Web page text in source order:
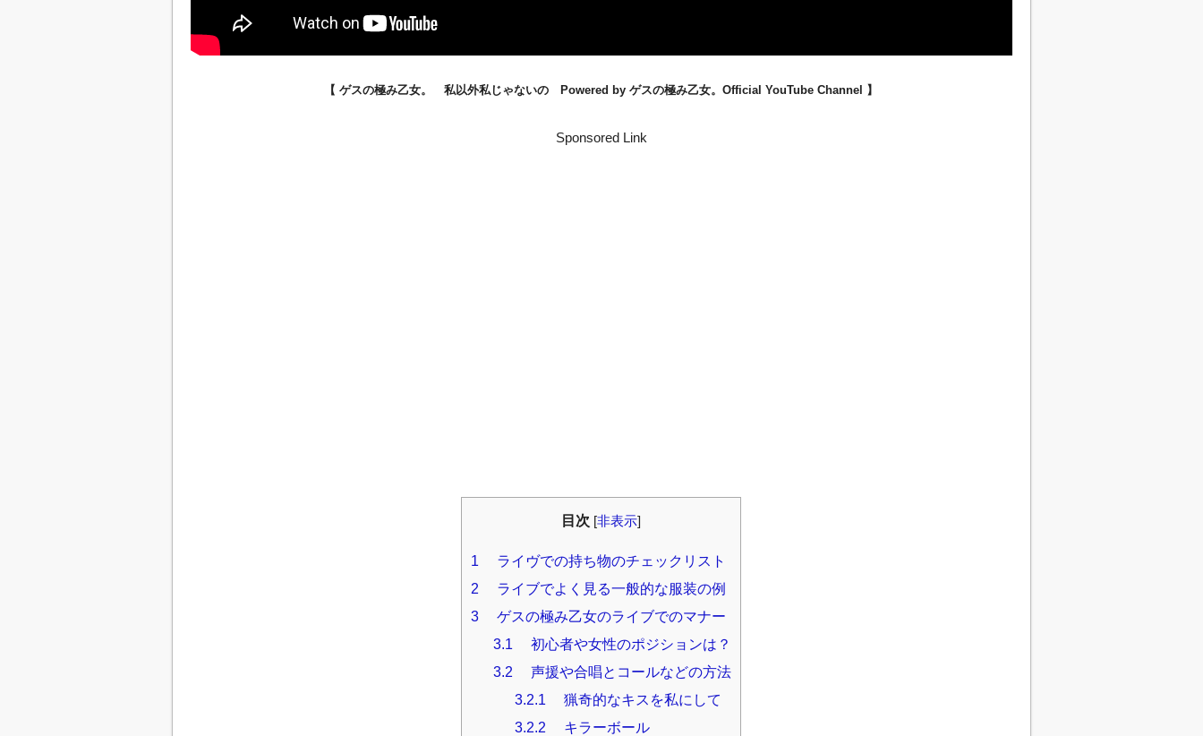
【 ゲスの極み乙女。 私以外私じゃないの Powered by ゲスの極み乙女。Official YouTube Channel 】
Sponsored Link
目次 [非表示]
1 ライヴでの持ち物のチェックリスト
2 ライブでよく見る一般的な服装の例
3 ゲスの極み乙女のライブでのマナー
3.1 初心者や女性のポジションは？
3.2 声援や合唱とコールなどの方法
3.2.1 猟奇的なキスを私にして
3.2.2 キラーボール